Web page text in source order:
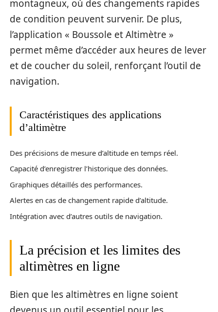
montagneux, où des changements rapides
de condition peuvent survenir. De plus,
l’application « Boussole et Altimètre »
permet même d’accéder aux heures de lever
et de coucher du soleil, renforçant l’outil de
navigation.
Caractéristiques des applications
d’altimètre
Des précisions de mesure d’altitude en temps réel.
Capacité d’enregistrer l’historique des données.
Graphiques détaillés des performances.
Alertes en cas de changement rapide d’altitude.
Intégration avec d’autres outils de navigation.
La précision et les limites des
altimètres en ligne
Bien que les altimètres en ligne soient